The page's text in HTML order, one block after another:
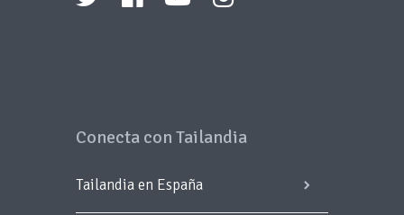
Conecta con Tailandia
Tailandia en España